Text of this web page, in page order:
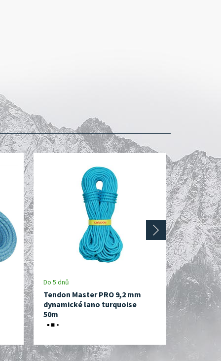
Do 5 dnů
Tendon Master PRO 9,2 mm
dynamické lano turquoise
50m
Skladem,
Beal
next